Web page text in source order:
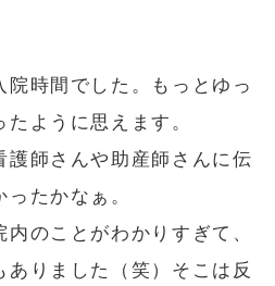
院時間でした。もっとゆっ
ように思えます。
護師さんや助産師さんに伝
たかなぁ。
のことがわかりすぎて、
りました（笑）そこは反